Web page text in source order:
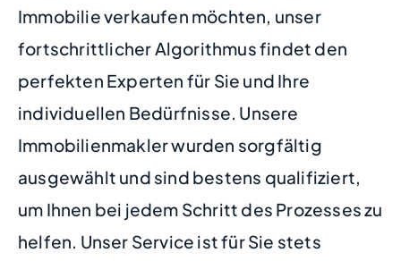
Immobilie verkaufen möchten, unser
fortschrittlicher Algorithmus findet den
perfekten Experten für Sie und Ihre
individuellen Bedürfnisse. Unsere
Immobilienmakler wurden sorgfältig
ausgewählt und sind bestens qualifiziert,
um Ihnen bei jedem Schritt des Prozesses zu
helfen. Unser Service ist für Sie stets